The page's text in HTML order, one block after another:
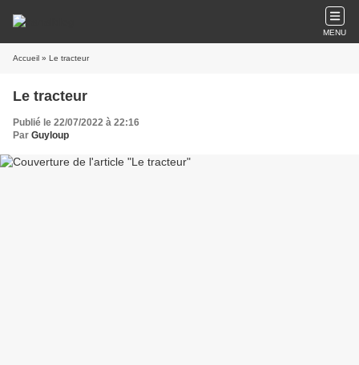
MENU
Accueil » Le tracteur
Le tracteur
Publié le 22/07/2022 à 22:16
Par Guyloup